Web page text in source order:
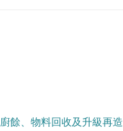
廚餘、物料回收及升級再造